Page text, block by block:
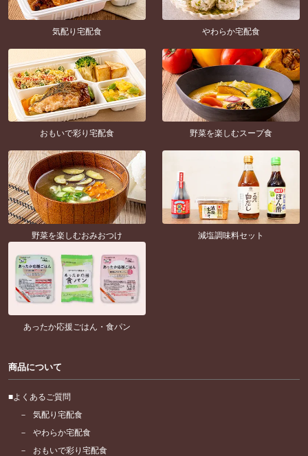
気配り宅配食 やわらか宅配食
おもいで彩り宅配食 野菜を楽しむスープ食
野菜を楽しむおみおつけ 減塩調味料セット
あったか応援ごはん・食パン
商品について
よくあるご質問
気配り宅配食
やわらか宅配食
おもいで彩り宅配食